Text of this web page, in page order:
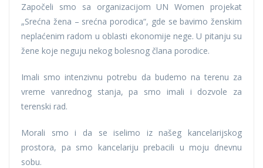
Započeli smo sa organizacijom UN Women projekat
„Srećna žena – srećna porodica“, gde se bavimo ženskim
neplaćenim radom u oblasti ekonomije nege. U pitanju su
žene koje neguju nekog bolesnog člana porodice.
Imali smo intenzivnu potrebu da budemo na terenu za
vreme vanrednog stanja, pa smo imali i dozvole za
terenski rad.
Morali smo i da se iselimo iz našeg kancelarijskog
prostora, pa smo kancelariju prebacili u moju dnevnu
sobu.